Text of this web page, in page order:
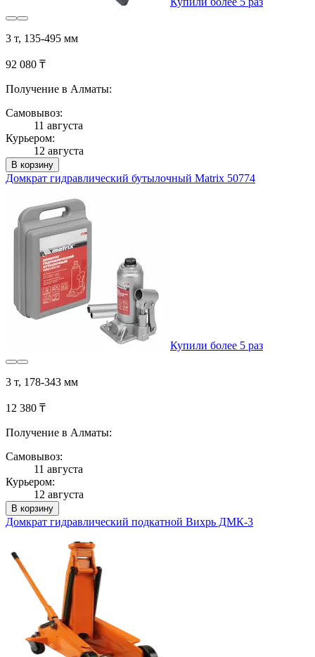
3 т, 135-495 мм
92 080 ₸
Получение в Алматы:
Самовывоз:
11 августа
Курьером:
12 августа
В корзину
Домкрат гидравлический бутылочный Matrix 50774
Купили более 5 раз
3 т, 178-343 мм
12 380 ₸
Получение в Алматы:
Самовывоз:
11 августа
Курьером:
12 августа
В корзину
Домкрат гидравлический подкатной Вихрь ДМК-3